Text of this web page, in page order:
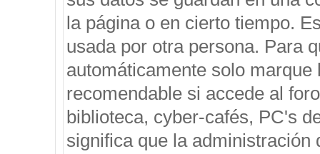
la página o en cierto tiempo.
usada por otra persona. Para
automáticamente solo
recomendable si accede al
biblioteca, cyber-cafés, PC's
significa que la administración